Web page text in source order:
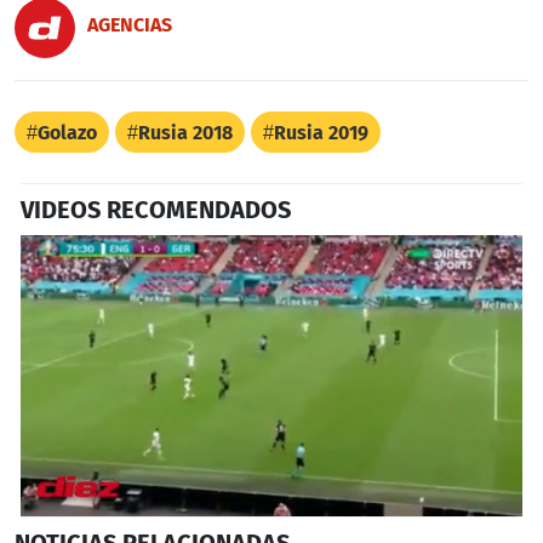
AGENCIAS
Golazo Rusia 2018 Rusia 2019
VIDEOS RECOMENDADOS